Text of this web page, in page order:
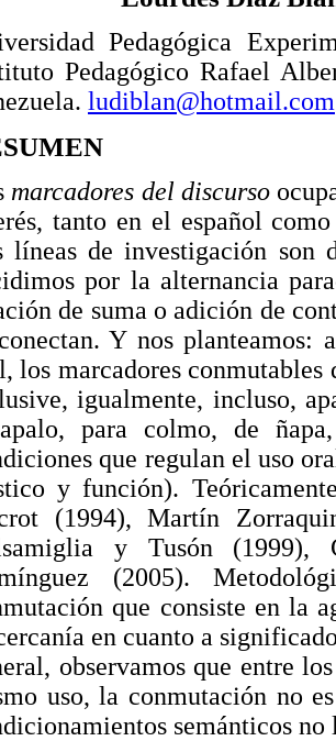
Pedagógica
Pedagógico Rafael
ludiblan@hotmail.com
marcadores del discurso
tanto en el español
líneas de investigación son
por la alternancia
de suma o adición de
Y nos planteamos:
los marcadores
igualmente, incluso,
para colmo, de
que regulan el uso
y función).
(1994), Martín
y Tusón (1999),
(2005).
que consiste en la
en cuanto a
observamos que entre
uso, la conmutación no
semánticos